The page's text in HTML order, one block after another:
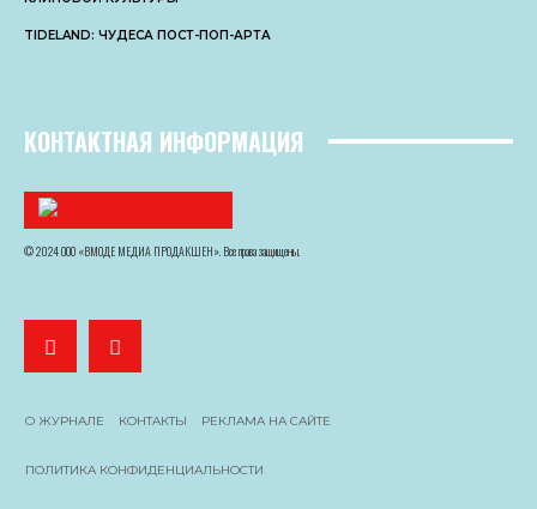
TIDELAND: ЧУДЕСА ПОСТ-ПОП-АРТА
КОНТАКТНАЯ ИНФОРМАЦИЯ
© 2024 ООО «ВМОДЕ МЕДИА ПРОДАКШЕН». Все права защищены.
О ЖУРНАЛЕ КОНТАКТЫ РЕКЛАМА НА САЙТЕ
ПОЛИТИКА КОНФИДЕНЦИАЛЬНОСТИ